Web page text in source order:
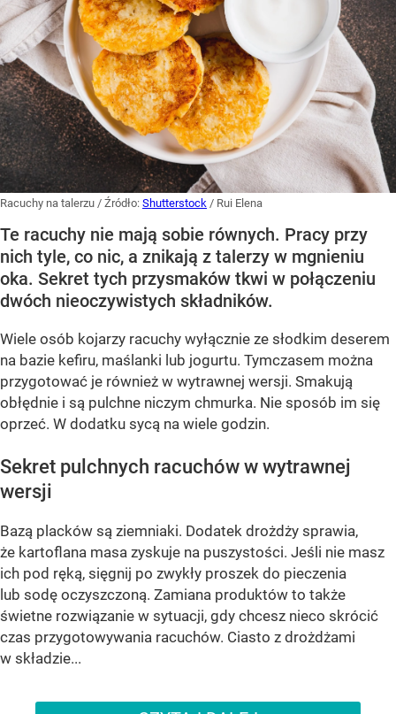
Racuchy na talerzu / Źródło: Shutterstock / Rui Elena
Te racuchy nie mają sobie równych. Pracy przy
nich tyle, co nic, a znikają z talerzy w mgnieniu
oka. Sekret tych przysmaków tkwi w połączeniu
dwóch nieoczywistych składników.
Wiele osób kojarzy racuchy wyłącznie ze słodkim deserem
na bazie kefiru, maślanki lub jogurtu. Tymczasem można
przygotować je również w wytrawnej wersji. Smakują
obłędnie i są pulchne niczym chmurka. Nie sposób im się
oprzeć. W dodatku sycą na wiele godzin.
Sekret pulchnych racuchów w wytrawnej
wersji
Bazą placków są ziemniaki. Dodatek drożdży sprawia,
że kartoflana masa zyskuje na puszystości. Jeśli nie masz
ich pod ręką, sięgnij po zwykły proszek do pieczenia
lub sodę oczyszczoną. Zamiana produktów to także
świetne rozwiązanie w sytuacji, gdy chcesz nieco skrócić
czas przygotowywania racuchów. Ciasto z drożdżami
w składzie...